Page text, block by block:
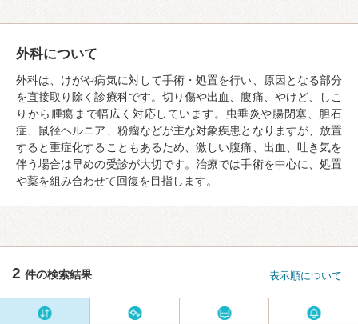
外科について
外科は、けがや病気に対して手術・処置を行い、原因となる部分
を直接取り除く診療科です。切り傷や出血、腹痛、やけど、しこ
りから腫瘍まで幅広く対応しています。虫垂炎や腸閉塞、胆石
症、鼠径ヘルニア、粉瘤などが主な対象疾患となりますが、放置
すると重症化することもあるため、激しい腹痛、出血、吐き気を
伴う場合は早めの受診が大切です。治療では手術を中心に、処置
や薬を組み合わせて回復を目指します。
2 件の検索結果 表示順について